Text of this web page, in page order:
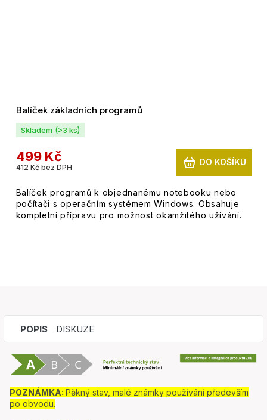
Balíček základních programů
Skladem (>3 ks)
412 Kč bez DPH
499 Kč DO KOŠÍKU
Balíček programů k objednanému notebooku nebo
počítači s operačním systémem Windows. Obsahuje
kompletní přípravu pro možnost okamžitého užívání.
POPIS DISKUZE
POZNÁMKA: Pěkný stav, malé známky používání především
po obvodu.